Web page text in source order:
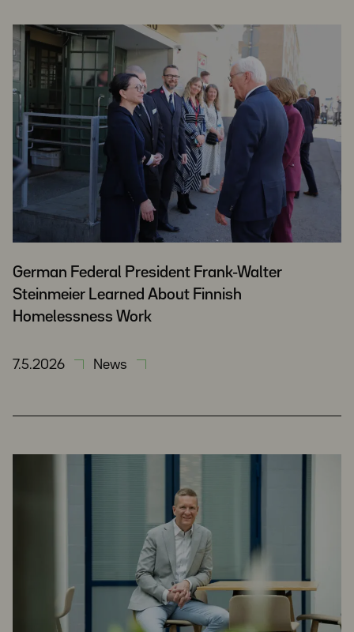
German Federal President Frank-Walter
Steinmeier Learned About Finnish
Homelessness Work
7.5.2026 News